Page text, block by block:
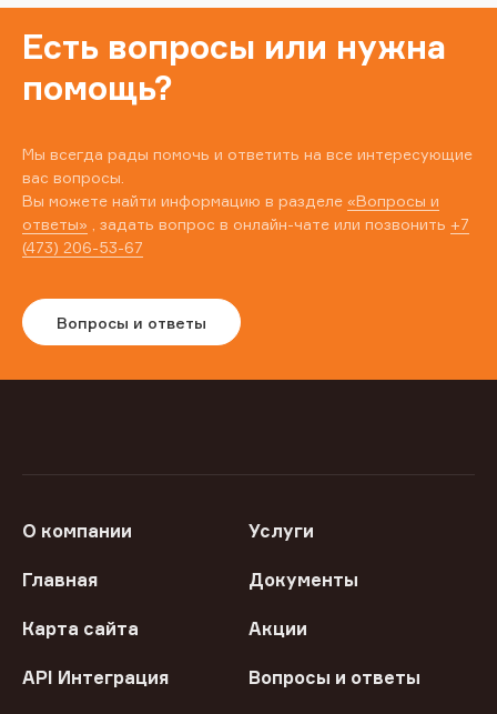
Есть вопросы или нужна
помощь?
Мы всегда рады помочь и ответить на все интересующие
вас вопросы.
Вы можете найти информацию в разделе «Вопросы и
ответы» , задать вопрос в онлайн-чате или позвонить +7
(473) 206-53-67
Вопросы и ответы
О компании Услуги
Главная Документы
Карта сайта Акции
API Интеграция Вопросы и ответы